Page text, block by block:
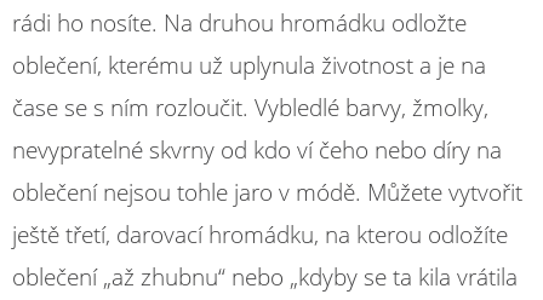
rádi ho nosíte. Na druhou hromádku odložte
oblečení, kterému už uplynula životnost a je na
čase se s ním rozloučit. Vybledlé barvy, žmolky,
nevypratelné skvrny od kdo ví čeho nebo díry na
oblečení nejsou tohle jaro v módě. Můžete vytvořit
ještě třetí, darovací hromádku, na kterou odložíte
oblečení „až zhubnu“ nebo „kdyby se ta kila vrátila